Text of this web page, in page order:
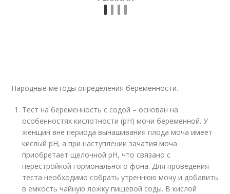
Народные методы определения беременности.
Тест на беременность с содой – основан на
особенностях кислотности (рН) мочи беременной. У
женщин вне периода вынашивания плода моча имеет
кислый рН, а при наступлении зачатия моча
приобретает щелочной рН, что связано с
перестройкой гормонального фона. Для проведения
теста необходимо собрать утреннюю мочу и добавить
в емкость чайную ложку пищевой соды. В кислой